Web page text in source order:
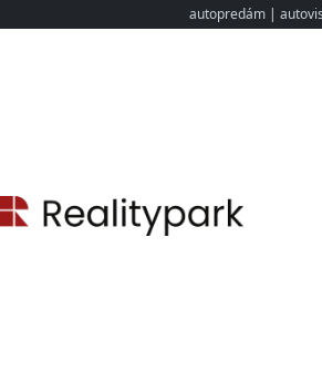
autopredám |